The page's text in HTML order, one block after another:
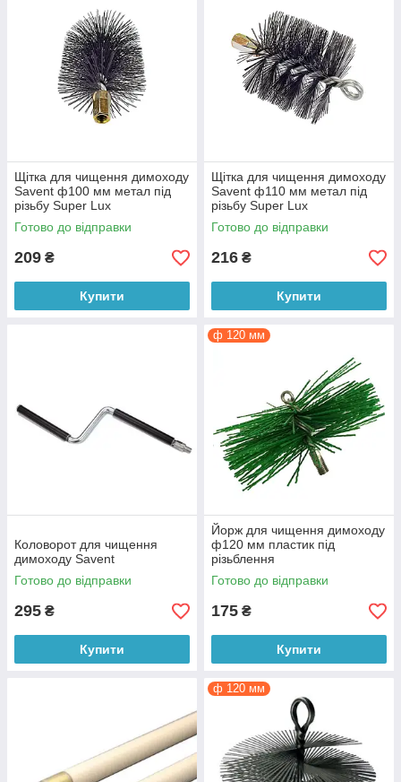
Щітка для чищення димоходу
Savеnt ф100 мм метал під
різьбу Super Lux
Готово до відправки
209 ₴
Купити
Щітка для чищення димоходу
Savent ф110 мм метал під
різьбу Super Lux
Готово до відправки
216 ₴
Купити
Коловорот для чищення
димоходу Savеnt
Готово до відправки
295 ₴
Купити
ф 120 мм
Йорж для чищення димоходу
ф120 мм пластик під
різьблення
Готово до відправки
175 ₴
Купити
ф 120 мм